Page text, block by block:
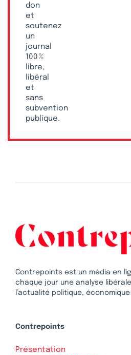
don
et
soutenez
un
journal
100 %
libre,
libéral
et
sans
subvention
publique.
Contrepoints est un média en
chaque jour une analyse
l’actualité politique,
Contrepoints
Présentation